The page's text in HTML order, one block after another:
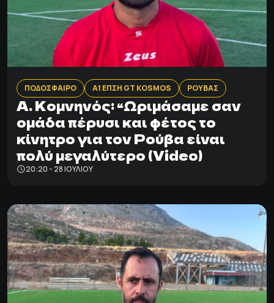
ΠΟΔΟΣΦΑΙΡΟ Α1 ΕΠΣΗ GT KOSMOS ΡΟΥΒΑΣ
A. Kομνηνός: “Ωριμάσαμε σαν
ομάδα πέρυσι και φέτος το
κίνητρο για τον Ρούβα είναι
πολύ μεγαλύτερο (Video)
20:20 - 28 ΙΟΥΛΊΟΥ